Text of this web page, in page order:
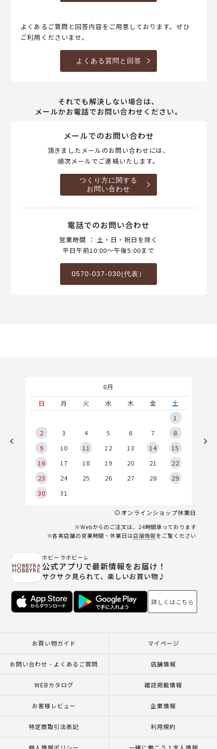
よくあるご質問と回答内容をご用意しております。ぜひ
ご利用くださいませ。
よくある質問と回答
それでも解決しない場合は、
メールかお電話でお問い合わせください。
メールでのお問い合わせ
頂きましたメールのお問い合わせには、
順次メールでご連絡いたします。
つくり方に関する
お問い合わせ
電話でのお問い合わせ
営業時間 ： 土・日・祝日を除く
平日午前10:00～午後5:00まで
0570-037-030(代表）
8月
日
月 火 水 木 金
土
1
2
3 4 5 6 7
8
9
10 11 12 13 14
15
16
17 18 19 20 21
22
23
24 25 26 27 28
29
30
31
オンラインショップ休業日
※Webからのご注文は、24時間承っております
※各実店舗の営業時間・休業日は店舗情報をご覧ください
ホビーラホビーレ
公式アプリで最新情報をお届け！
サクサク見られて、楽しいお買い物♪
詳しくはこちら
お買い物ガイド マイページ
お問い合わせ - よくあるご質問 店舗情報
WEBカタログ 雑誌掲載情報
お客様レビュー 企業情報
特定商取引法表記 利用規約